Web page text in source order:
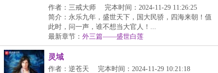
作者：三戒大师
完本时间：2024-11-29 11:26:25
简介：永乐九年，盛世天下，国大民骄，四海来朝！值
此时，问一声，谁不想当大官人！...
最新章节： 外三篇——盛世白莲
灵域
作者：逆苍天
完本时间：2024-11-29 10:21:18